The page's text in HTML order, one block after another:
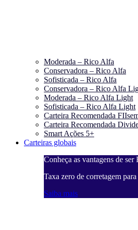
Moderada – Rico Alfa
Conservadora – Rico Alfa
Sofisticada – Rico Alfa
Conservadora – Rico Alfa
Moderada – Rico Alfa Light
Sofisticada – Rico Alfa Light
Carteira Recomendada FIIs
Carteira Recomendada
Smart Ações 5+
Carteiras globais
Conheça as vantagens de ser
Taxa zero de corretagem
Saiba mais